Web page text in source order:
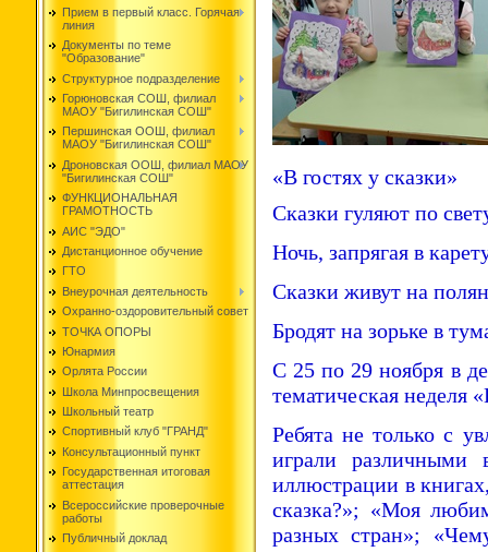
Прием в первый класс. Горячая
линия
Документы по теме
"Образование"
Структурное подразделение
Горюновская СОШ, филиал
МАОУ "Бигилинская СОШ"
Першинская ООШ, филиал
МАОУ "Бигилинская СОШ"
Дроновская ООШ, филиал МАОУ
"Бигилинская СОШ"
ФУНКЦИОНАЛЬНАЯ
ГРАМОТНОСТЬ
АИС "ЭДО"
Дистанционное обучение
ГТО
Внеурочная деятельность
Охранно-оздоровительный совет
ТОЧКА ОПОРЫ
Юнармия
Орлята России
Школа Минпросвещения
Школьный театр
Спортивный клуб "ГРАНД"
Консультационный пункт
Государственная итоговая
аттестация
Всероссийские проверочные
работы
Публичный доклад
«В гостях у сказки»
Сказки гуляют по
Ночь, запрягая в
Сказки живут на
Бродят на зорьке в
С 25 по 29 ноября в
тематическая неделя
Ребята не только с
играли различными
иллюстрации в
сказка?»; «Моя
разных стран»;